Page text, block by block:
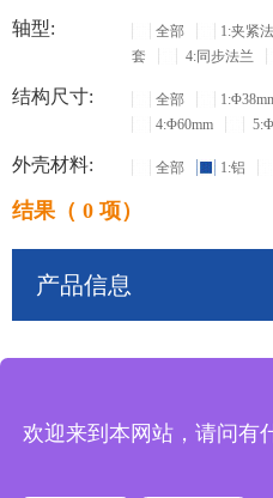
轴型: 全部 1:夹紧
套
4:同步法兰
结构尺寸: 全部
4:Φ60mm
外壳材料: 全部 1:铝
结果（ 0 项）
产品信息
欢迎来到本网站，请问有